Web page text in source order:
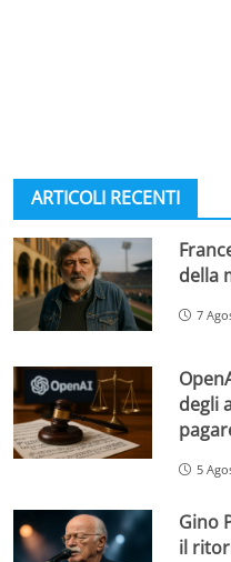
ARTICOLI RECENTI
della
7
degli
5
Gino
il